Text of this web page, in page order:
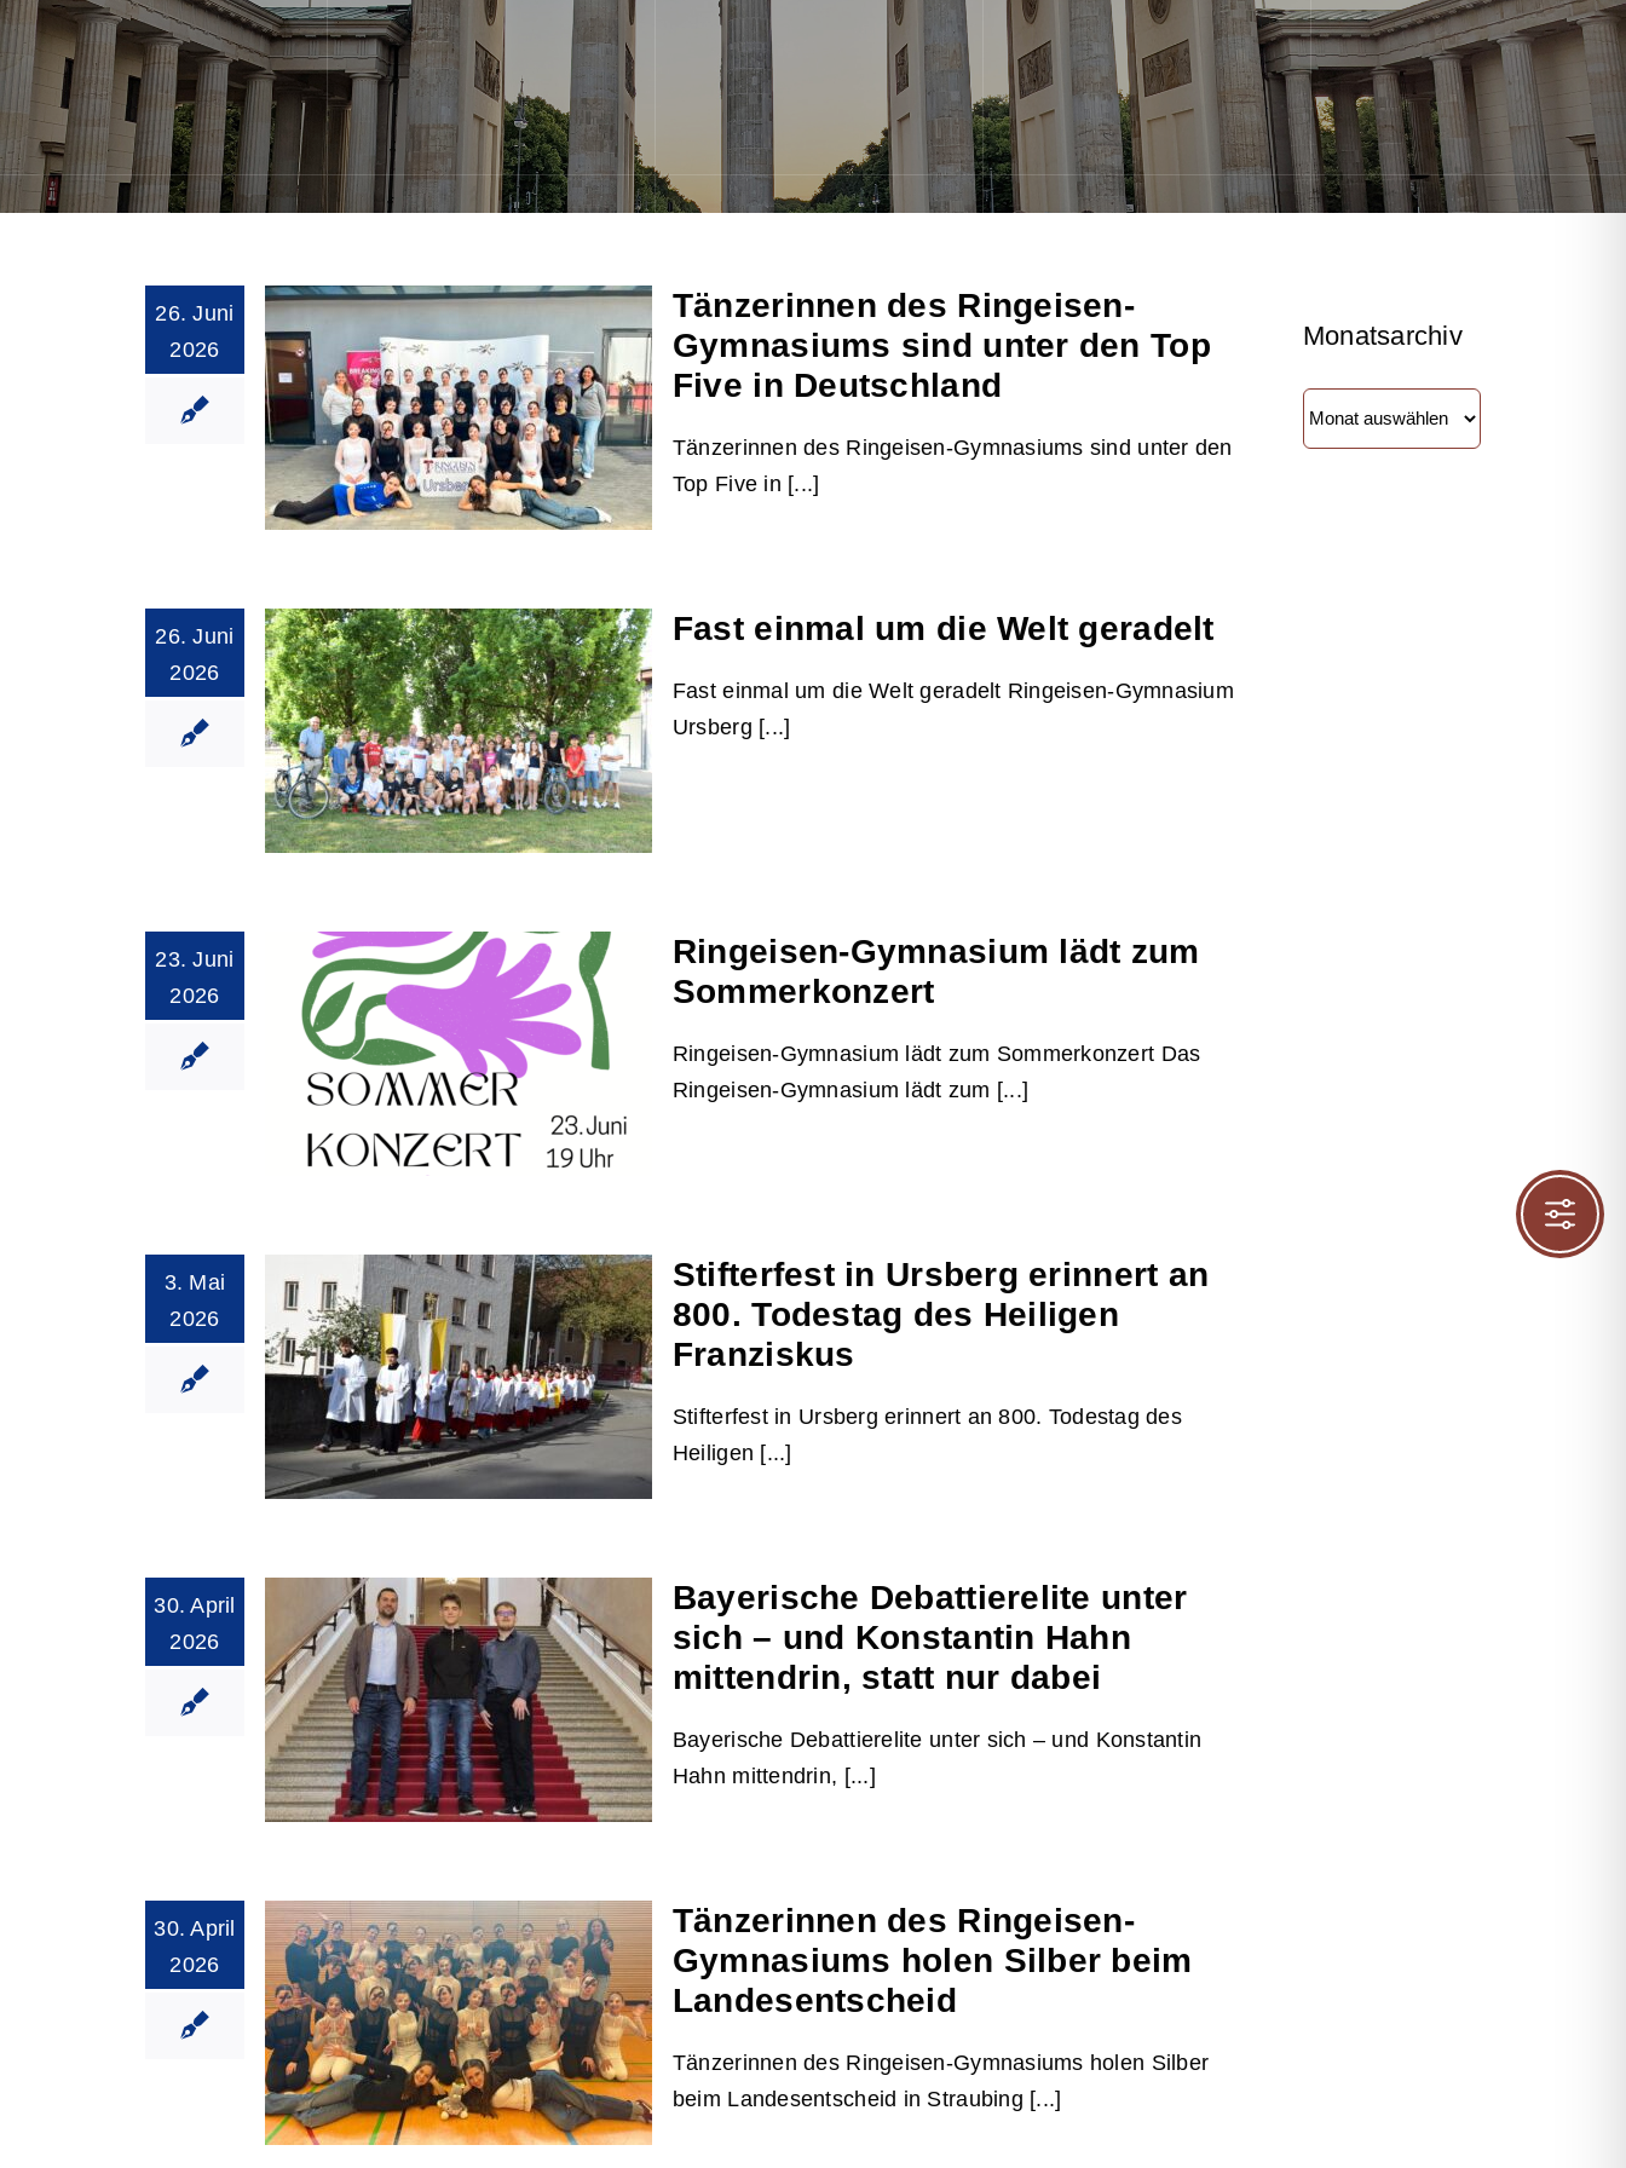
26. Juni
2026
Tänzerinnen des
Ringeisen-Gymnasiums
sind unter den Top Five in
Deutschland
Tänzerinnen des Ringeisen-
Gymnasiums sind unter den Top
Five in Deutschland
Tänzerinnen des Ringeisen-Gymnasiums sind unter den
Top Five in [...]
26. Juni
2026
Fast einmal um die Welt
geradelt
Fast einmal um die Welt geradelt
Fast einmal um die Welt geradelt Ringeisen-Gymnasium
Ursberg [...]
23. Juni
2026
Ringeisen-Gymnasium lädt
zum Sommerkonzert
Ringeisen-Gymnasium lädt zum
Sommerkonzert
Ringeisen-Gymnasium lädt zum Sommerkonzert Das
Ringeisen-Gymnasium lädt zum [...]
3. Mai
2026
Stifterfest in Ursberg
erinnert an 800. Todestag
des Heiligen Franziskus
Stifterfest in Ursberg erinnert an
800. Todestag des Heiligen
Franziskus
Stifterfest in Ursberg erinnert an 800. Todestag des
Heiligen [...]
30. April
2026
Bayerische Debattierelite
unter sich – und
Konstantin Hahn
mittendrin, statt nur dabei
Bayerische Debattierelite unter
sich – und Konstantin Hahn
mittendrin, statt nur dabei
Bayerische Debattierelite unter sich – und Konstantin
Hahn mittendrin, [...]
30. April
2026
Tänzerinnen des Ringeisen-
Gymnasiums holen Silber beim
Landesentscheid
Tänzerinnen des Ringeisen-Gymnasiums holen Silber
beim Landesentscheid in Straubing [...]
Monatsarchiv